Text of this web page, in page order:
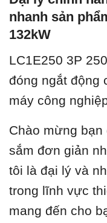
nhanh sản
132kW
LC1E250 3P
đóng ngắt động
máy công
Chào mừng
sắm đơn giản
tôi là đại lý và
trong lĩnh vực
mang đến cho